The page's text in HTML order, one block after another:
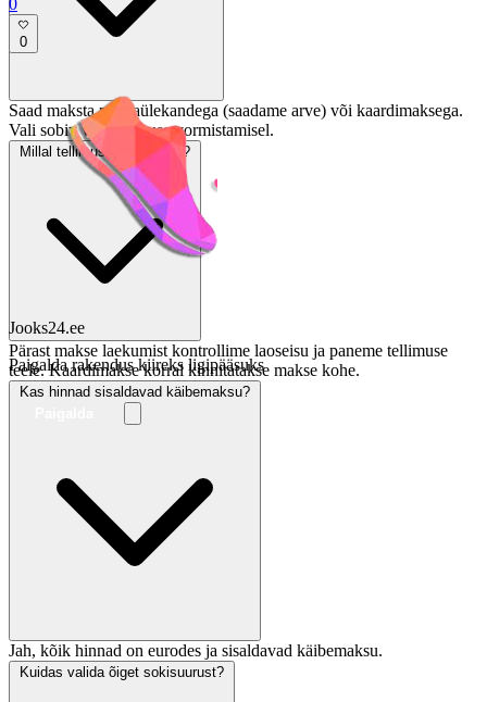
Saad maksta pangaülekandega (saadame arve) või kaardimaksega.
Vali sobiv viis tellimuse vormistamisel.
Millal tellimus saadetakse?
Pärast makse laekumist kontrollime laoseisu ja paneme tellimuse
teele. Kaardimakse korral kinnitatakse makse kohe.
Kas hinnad sisaldavad käibemaksu?
Jah, kõik hinnad on eurodes ja sisaldavad käibemaksu.
Kuidas valida õiget sokisuurust?
0
0
Jooks24.ee
Paigalda rakendus kiireks ligipääsuks